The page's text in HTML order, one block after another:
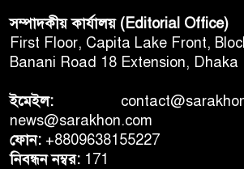
সম্পাদকীয় কার্যালয় (Editorial Office)
First Floor, Capita Lake Front,
Banani Road 18 Extension, Dhaka
ইমেইল:
news@sarakhon.com
ফোন: +8809638155227
নিবন্ধন নম্বর: 171